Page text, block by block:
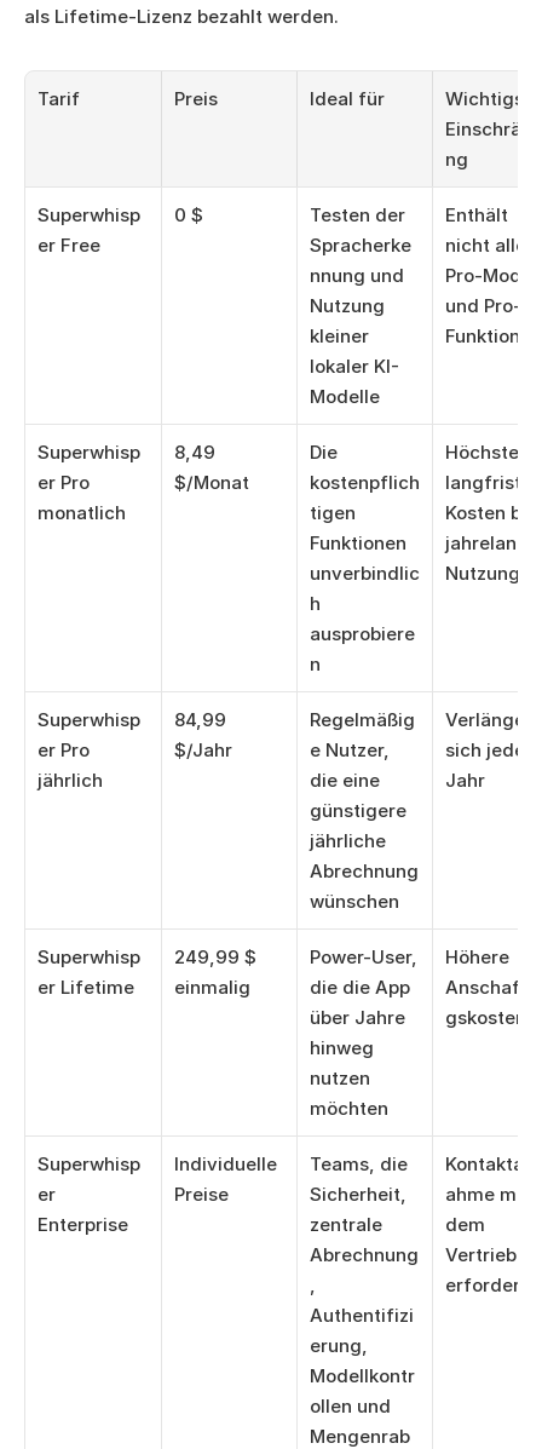
als Lifetime-Lizenz bezahlt werden.
Tarif Preis Ideal für
Wichtigste
ng
Superwhisp
er Free
0 $
Testen der
Spracherke
nnung und
Nutzung
kleiner
lokaler KI-
Modelle
Enthält
nicht alle
Pro-
und Pro-
Funktionen
Superwhisp
er Pro
monatlich
8,49
$/Monat
Die
kostenpflich
tigen
Funktionen
unverbindlic
h
ausprobiere
n
Höchste
Kosten bei
Nutzung
Superwhisp
er Pro
jährlich
84,99
$/Jahr
Regelmäßig
e Nutzer,
die eine
günstigere
jährliche
Abrechnung
wünschen
Verlängert
sich jedes
Jahr
Superwhisp
er Lifetime
249,99 $
einmalig
Power-User,
die die App
über Jahre
hinweg
nutzen
möchten
Höhere
gskosten
Superwhisp
er
Enterprise
Individuelle
Preise
Teams, die
Sicherheit,
zentrale
Abrechnung
,
Authentifizi
erung,
Modellkontr
ollen und
Mengenrab
ahme mit
dem
Vertrieb